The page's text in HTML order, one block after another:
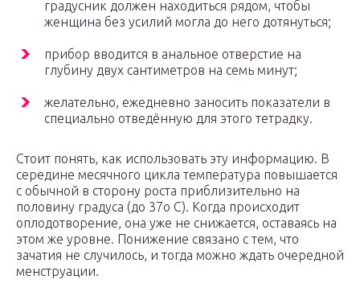
градусник должен находиться рядом, чтобы
женщина без усилий могла до него дотянуться;
прибор вводится в анальное отверстие на
глубину двух сантиметров на семь минут;
желательно, ежедневно заносить показатели в
специально отведённую для этого тетрадку.
Стоит понять, как использовать эту информацию. В
середине месячного цикла температура повышается
с обычной в сторону роста приблизительно на
половину градуса (до 37о С). Когда происходит
оплодотворение, она уже не снижается, оставаясь на
этом же уровне. Понижение связано с тем, что
зачатия не случилось, и тогда можно ждать очередной
менструации.